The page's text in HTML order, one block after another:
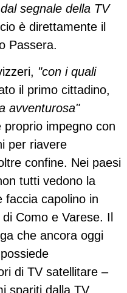
segnale della TV
è direttamente il
Passera.
"con i quali
il primo cittadino,
avventurosa"
proprio impegno con
per riavere
confine. Nei paesi
tutti vedono la
faccia capolino in
Como e Varese. Il
che ancora oggi
di TV satellitare –
spariti dalla TV